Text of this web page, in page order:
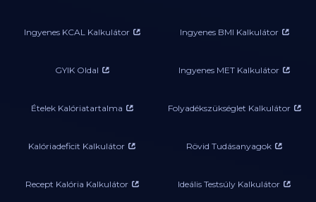
Ingyenes KCAL Kalkulátor Ingyenes BMI Kalkulátor
GYIK Oldal Ingyenes MET Kalkulátor
Ételek Kalóriatartalma Folyadékszükséglet Kalkulátor
Kalóriadeficit Kalkulátor Rövid Tudásanyagok
Recept Kalória Kalkulátor Ideális Testsúly Kalkulátor